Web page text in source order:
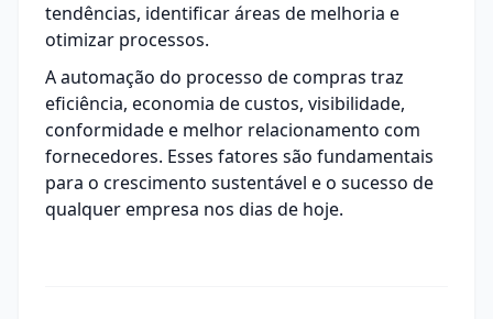
tendências, identificar áreas de melhoria e
otimizar processos.
A automação do processo de compras traz
eficiência, economia de custos, visibilidade,
conformidade e melhor relacionamento com
fornecedores. Esses fatores são fundamentais
para o crescimento sustentável e o sucesso de
qualquer empresa nos dias de hoje.